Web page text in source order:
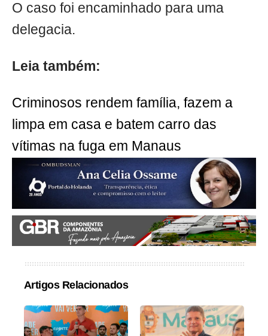
O caso foi encaminhado para uma
delegacia.
Leia também:
Criminosos rendem família, fazem a
limpa em casa e batem carro das
vítimas na fuga em Manaus
Artigos Relacionados